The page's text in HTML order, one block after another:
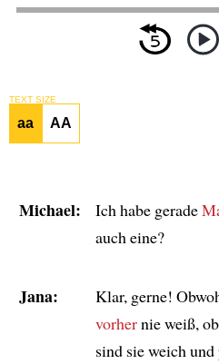
TEXT SIZE
aa AA
Michael: Ich habe gerade
auch eine?
Jana:
Klar, gerne!
vorhernie weiß,
sind sie weich